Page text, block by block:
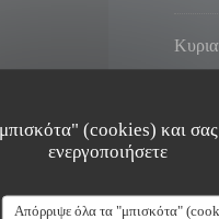
(cookies) και σας
ενεργοποιήσετε
Απόρριψε όλα τα "μπισκότα"